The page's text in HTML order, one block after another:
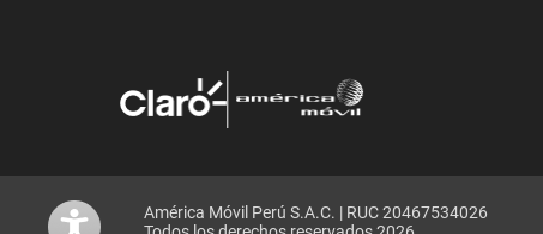
América Móvil Perú S.A.C. | RUC 20467534026